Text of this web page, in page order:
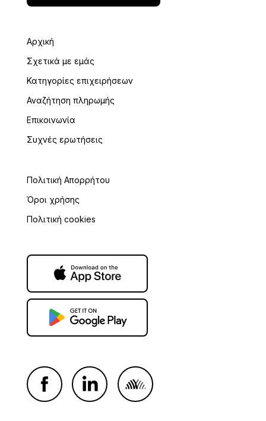
ΔΟΥ *
Αρχική
Σχετικά με εμάς
Κατηγορίες επιχειρήσεων
Αναζήτηση πληρωμής
Επικοινωνία
Συχνές ερωτήσεις
Πολιτική Απορρήτου
Όροι χρήσης
Πολιτική cookies